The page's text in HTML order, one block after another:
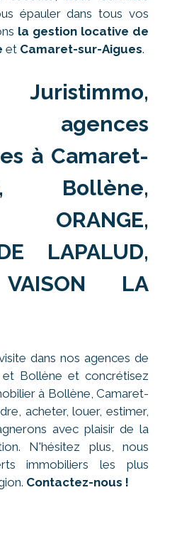
épauler dans tous vos
la gestion locative de
et Camaret-sur-Aigues.
Juristimmo,
à Camaret-
Bollène,
ORANGE,
LAPALUD,
VAISON LA
dans nos agences de
et Bollène et concrétisez
à Bollène, Camaret-
acheter, louer, estimer,
avec plaisir de la
N'hésitez plus, nous
immobiliers les plus
Contactez-nous !